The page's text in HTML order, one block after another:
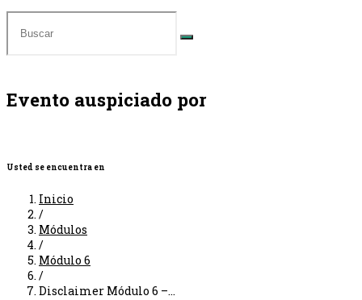
Evento auspiciado por
Usted se encuentra en
Inicio
/
Módulos
/
Módulo 6
/
Disclaimer Módulo 6 –...